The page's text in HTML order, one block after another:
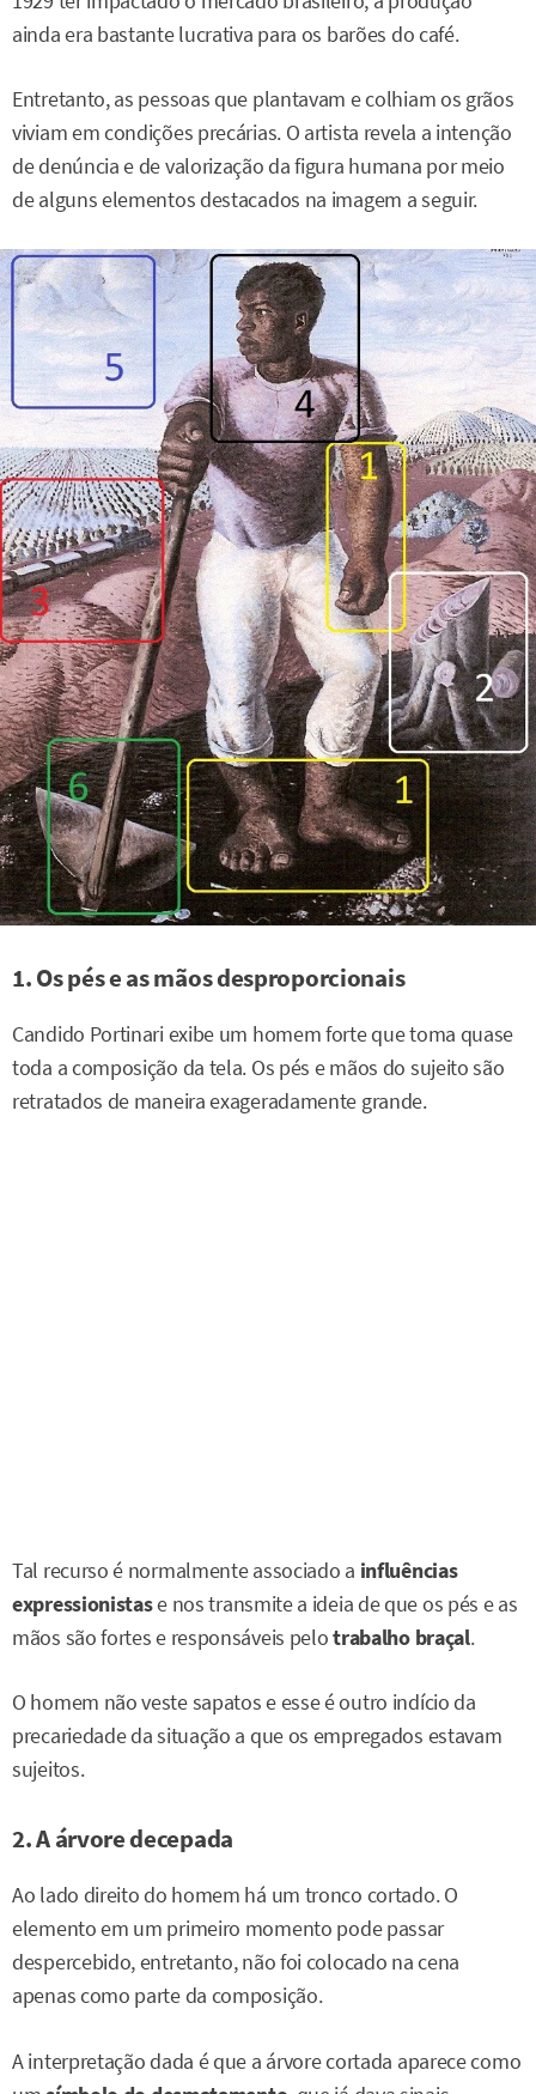
ainda era bastante lucrativa para os barões do café.
Entretanto, as pessoas que plantavam e colhiam os grãos
viviam em condições precárias. O artista revela a intenção
de denúncia e de valorização da figura humana por meio
de alguns elementos destacados na imagem a seguir.
1. Os pés e as mãos desproporcionais
Candido Portinari exibe um homem forte que toma quase
toda a composição da tela. Os pés e mãos do sujeito são
retratados de maneira exageradamente grande.
Tal recurso é normalmente associado a influências
expressionistase nos transmite a ideia de que os pés e as
mãos são fortes e responsáveis pelotrabalho braçal.
O homem não veste sapatos e esse é outro indício da
precariedade da situação a que os empregados estavam
sujeitos.
2. A árvore decepada
Ao lado direito do homem há um tronco cortado. O
elemento em um primeiro momento pode passar
despercebido, entretanto, não foi colocado na cena
apenas como parte da composição.
A interpretação dada é que a árvore cortada aparece como